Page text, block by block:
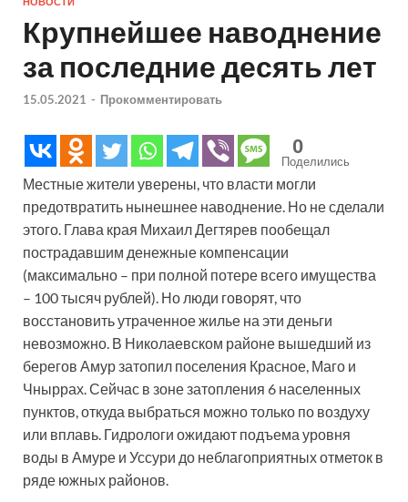
Крупнейшее наводнение
за последние десять лет
15.05.2021 - Прокомментировать
0
Поделились
Местные жители уверены, что власти могли
предотвратить нынешнее наводнение. Но не сделали
этого. Глава края Михаил Дегтярев пообещал
пострадавшим денежные компенсации
(максимально – при полной потере всего имущества
– 100 тысяч рублей). Но люди говорят, что
восстановить утраченное жилье на эти деньги
невозможно. В Николаевском районе вышедший из
берегов Амур затопил поселения Красное, Маго и
Чныррах. Сейчас в зоне затопления 6 населенных
пунктов, откуда выбраться можно только по воздуху
или вплавь. Гидрологи ожидают подъема уровня
воды в Амуре и Уссури до неблагоприятных отметок в
ряде южных районов.